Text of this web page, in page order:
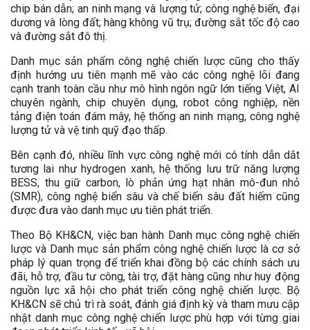
chip bán dẫn; an ninh mạng và lượng tử; công nghệ biển, đại
dương và lòng đất; hàng không vũ trụ; đường sắt tốc độ cao
và đường sắt đô thị.
Danh mục sản phẩm công nghệ chiến lược cũng cho thấy
định hướng ưu tiên mạnh mẽ vào các công nghệ lõi đang
cạnh tranh toàn cầu như mô hình ngôn ngữ lớn tiếng Việt, AI
chuyên ngành, chip chuyên dụng, robot công nghiệp, nền
tảng điện toán đám mây, hệ thống an ninh mạng, công nghệ
lượng tử và vệ tinh quỹ đạo thấp.
Bên cạnh đó, nhiều lĩnh vực công nghệ mới có tính dẫn dắt
tương lai như hydrogen xanh, hệ thống lưu trữ năng lượng
BESS, thu giữ carbon, lò phản ứng hạt nhân mô-đun nhỏ
(SMR), công nghệ biển sâu và chế biến sâu đất hiếm cũng
được đưa vào danh mục ưu tiên phát triển.
Theo Bộ KH&CN, việc ban hành Danh mục công nghệ chiến
lược và Danh mục sản phẩm công nghệ chiến lược là cơ sở
pháp lý quan trọng để triển khai đồng bộ các chính sách ưu
đãi, hỗ trợ, đầu tư công, tài trợ, đặt hàng cũng như huy động
nguồn lực xã hội cho phát triển công nghệ chiến lược. Bộ
KH&CN sẽ chủ trì rà soát, đánh giá định kỳ và tham mưu cập
nhật danh mục công nghệ chiến lược phù hợp với từng giai